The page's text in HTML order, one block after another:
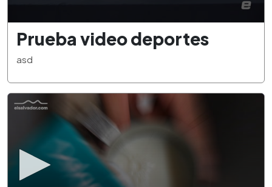
seconds
minutes,
seconds
Prueba video deportes
asd